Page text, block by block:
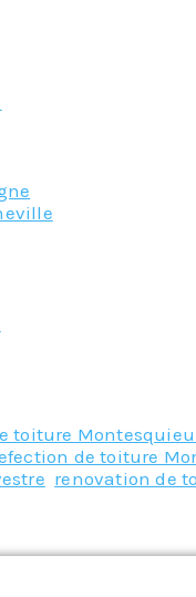
toiture
de toiture
renovation de